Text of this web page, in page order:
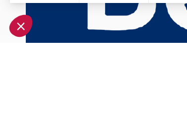
Plateforme de Gestion du Consentement :
Notre plateforme vous permet d'adapter et de